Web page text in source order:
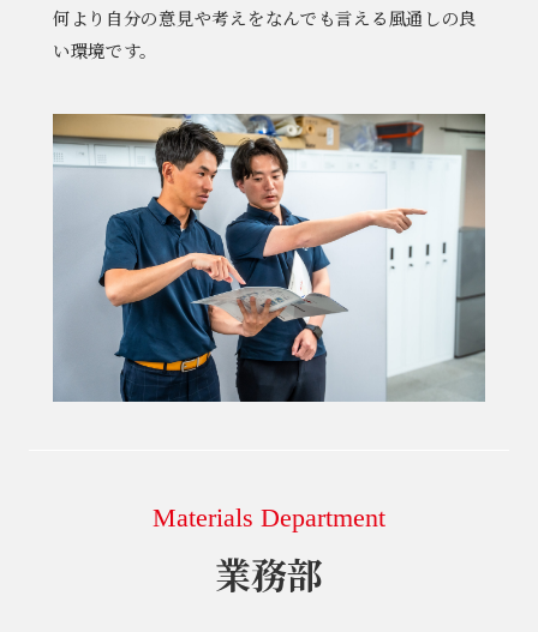
何より自分の意見や考えをなんでも言える風通しの良
い環境です。
Materials Department
業務部